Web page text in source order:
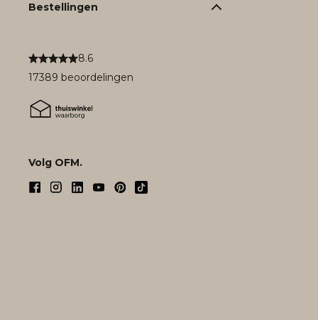
8.6
17389 beoordelingen
Volg OFM.
Bestellingen